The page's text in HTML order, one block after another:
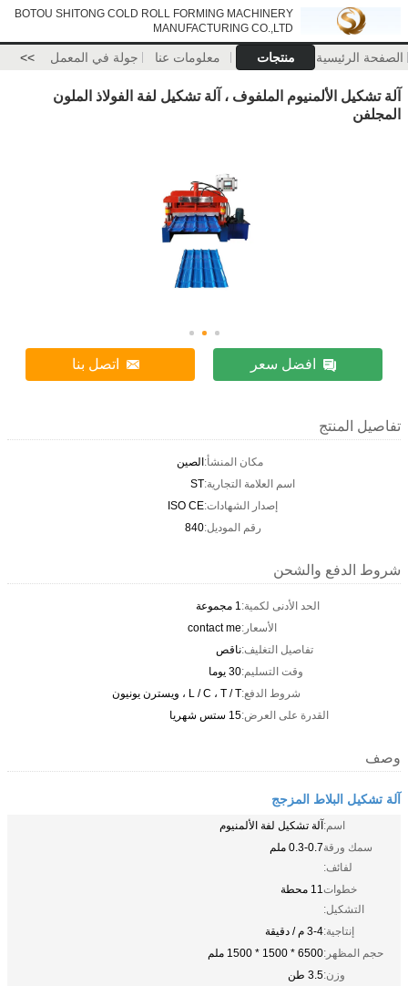
BOTOU SHITONG COLD ROLL FORMING MACHINERY
MANUFACTURING CO.,LTD
الصفحة الرئيسية منتجات معلومات عنا جولة في المعمل >>
آلة تشكيل الألمنيوم الملفوف ، آلة تشكيل لفة الفولاذ الملون
المجلفن
افضل سعر اتصل بنا
تفاصيل المنتج
مكان المنشأ:الصين
اسم العلامة التجارية:ST
إصدار الشهادات:ISO CE
رقم الموديل:840
شروط الدفع والشحن
الحد الأدنى لكمية:1 مجموعة
الأسعار:contact me
تفاصيل التغليف:ناقص
وقت التسليم:30 يوما
شروط الدفع:L / C ، T / T ، ويسترن يونيون
القدرة على العرض:15 ستس شهريا
وصف
آلة تشكيل البلاط المزجج
اسم:آلة تشكيل لفة الألمنيوم
سمك ورقة
لفائف:
0.3-0.7 ملم
خطوات
التشكيل:
11 محطة
إنتاجية:3-4 م / دقيقة
حجم المظهر:6500 * 1500 * 1500 ملم
وزن:3.5 طن